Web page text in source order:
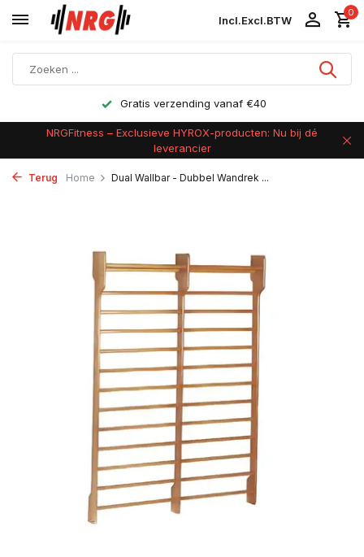
Incl.Excl.BTW
0
Gratis verzending vanaf €40
NRGFitness – Exclusieve HYROX-producten: Nu bij dé
leverancier
Terug Home Dual Wallbar - Dubbel Wandrek ...